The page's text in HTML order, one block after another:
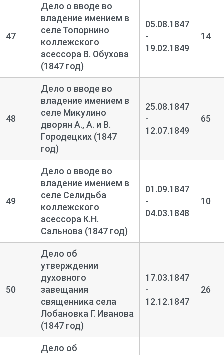
47
Дело о вводе во
владение имением в
селе Топорнино
коллежского
асессора В. Обухова
(1847 год)
05.08.1847
-
19.02.1849
14
48
Дело о вводе во
владение имением в
селе Микулино
дворян А., А. и В.
Городецких (1847
год)
25.08.1847
-
12.07.1849
65
49
Дело о вводе во
владение имением в
селе Селидьба
коллежского
асессора К.Н.
Сальнова (1847 год)
01.09.1847
-
04.03.1848
10
50
Дело об
утверждении
духовного
завещания
священника села
Лобановка Г. Иванова
(1847 год)
17.03.1847
-
12.12.1847
26
Дело об